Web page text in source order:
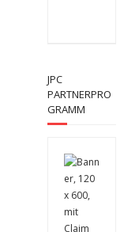
JPC
PARTNERPRO
GRAMM